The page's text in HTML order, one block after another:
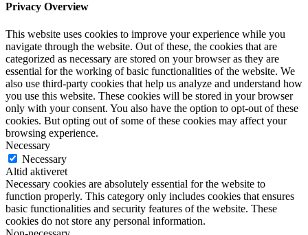
Privacy Overview
This website uses cookies to improve your experience while you
navigate through the website. Out of these, the cookies that are
categorized as necessary are stored on your browser as they are
essential for the working of basic functionalities of the website. We
also use third-party cookies that help us analyze and understand how
you use this website. These cookies will be stored in your browser
only with your consent. You also have the option to opt-out of these
cookies. But opting out of some of these cookies may affect your
browsing experience.
Necessary
Necessary
Altid aktiveret
Necessary cookies are absolutely essential for the website to
function properly. This category only includes cookies that ensures
basic functionalities and security features of the website. These
cookies do not store any personal information.